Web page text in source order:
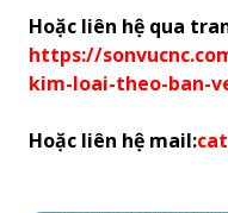
Hoặc liên hệ qua
https://
kim-loai-theo-ban-
Hoặc liên hệ mail: